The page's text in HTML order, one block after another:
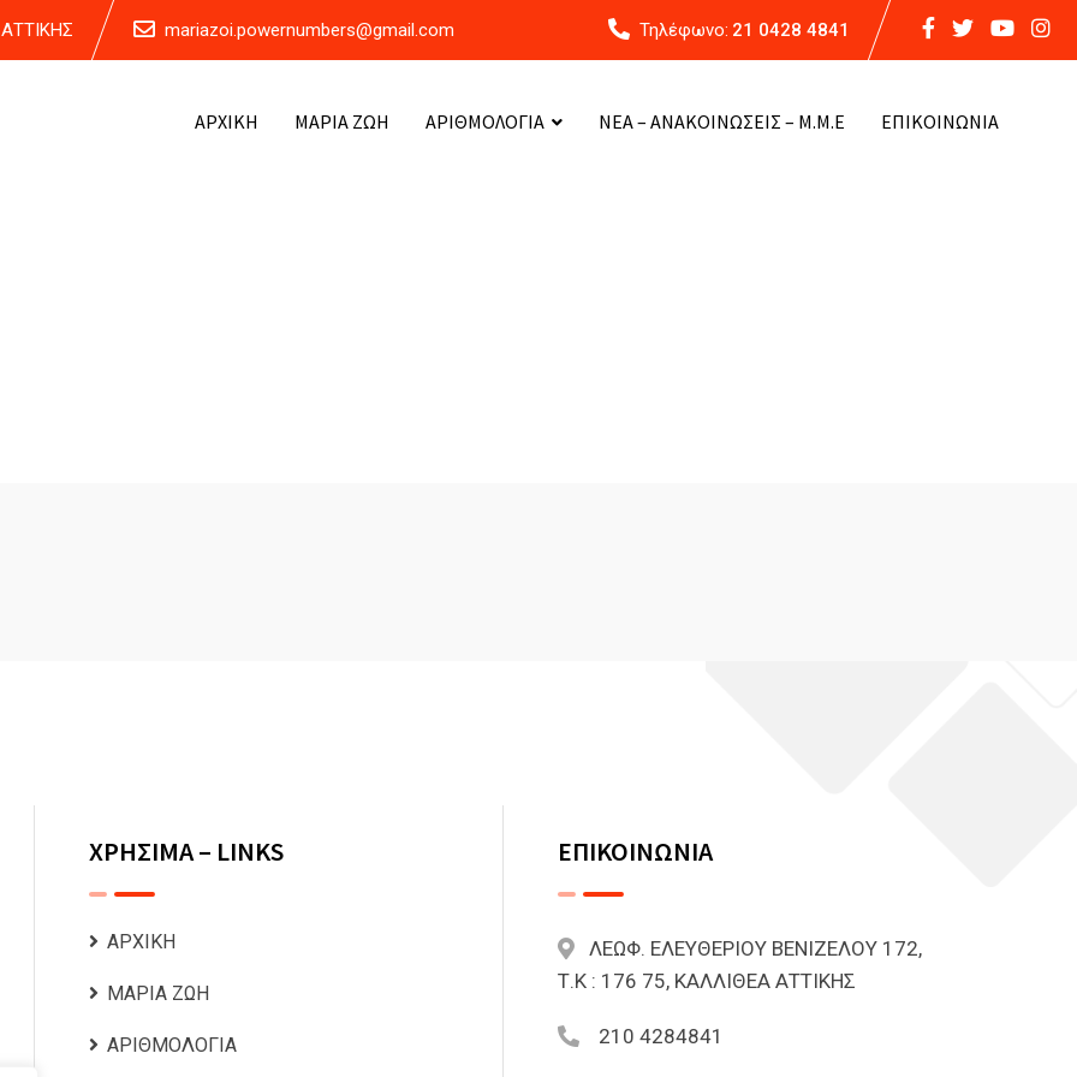
mariazoi.powernumbers@gmail.com Τηλέφωνο: 21 0428 4841
ΑΡΧΙΚΗ ΜΑΡΙΑ ΖΩΗ ΑΡΙΘΜΟΛΟΓΙΑ ΝΕΑ – ΑΝΑΚΟΙΝΩΣΕΙΣ – Μ.Μ.Ε ΕΠΙΚΟΙΝΩΝΙΑ
ΧΡΗΣΙΜΑ – LINKS
ΑΡΧΙΚΗ
ΜΑΡΙΑ ΖΩΗ
ΑΡΙΘΜΟΛΟΓΙΑ
ΕΠΙΚΟΙΝΩΝΙΑ
ΛΕΩΦ. ΕΛΕΥΘΕΡΙΟΥ ΒΕΝΙΖΕΛΟΥ 172,
Τ.Κ : 176 75, ΚΑΛΛΙΘΕΑ ΑΤΤΙΚΗΣ
210 4284841